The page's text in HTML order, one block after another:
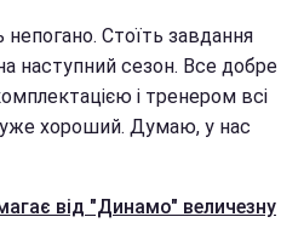
Стоїть завдання
наступний сезон. Все добре
і тренером всі
хороший. Думаю, у нас
від "Динамо" величезну